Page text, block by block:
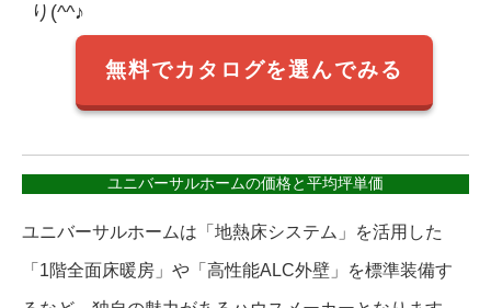
り(^^♪
無料でカタログを選んでみる
ユニバーサルホームの価格と平均坪単価
ユニバーサルホームは「地熱床システム」を活用した
「1階全面床暖房」や「高性能ALC外壁」を標準装備す